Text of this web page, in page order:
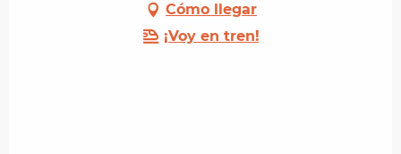
Cómo llegar
¡Voy en tren!